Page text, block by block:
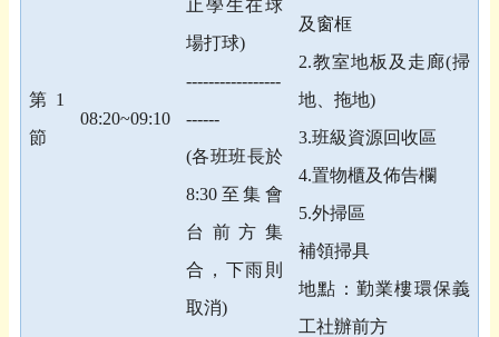
第 1
節
08:20~09:10
止學生在球
場打球)
-----------------
------
(各班班長於
8:30 至集會
台前方集
合，下雨則
取消)
及窗框
2.教室地板及走廊(掃
地、拖地)
3.班級資源回收區
4.置物櫃及佈告欄
5.外掃區
補領掃具
地點：勤業樓環保義
工社辦前方